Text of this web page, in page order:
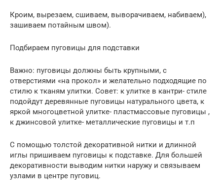
Кроим, вырезаем, сшиваем, выворачиваем, набиваем),
зашиваем потайным швом).
Подбираем пуговицы для подставки
Важно: пуговицы должны быть крупными, с
отверстиями «на прокол» и желательно подходящие по
стилю к тканям улитки. Совет: к улитке в кантри- стиле
подойдут деревянные пуговицы натурального цвета, к
яркой многоцветной улитке- пластмассовые пуговицы ,
к джинсовой улитке- металлические пуговицы и т.п
С помощью толстой декоративной нитки и длинной
иглы пришиваем пуговицы к подставке. Для большей
декоративности выводим нитки наружу и связываем
узлами в центре пуговиц.